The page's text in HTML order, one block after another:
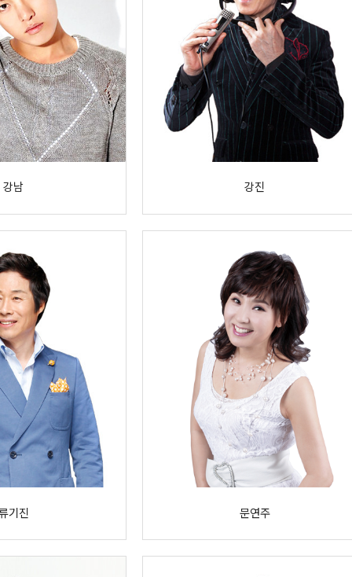
강남 강진
기진 문연주